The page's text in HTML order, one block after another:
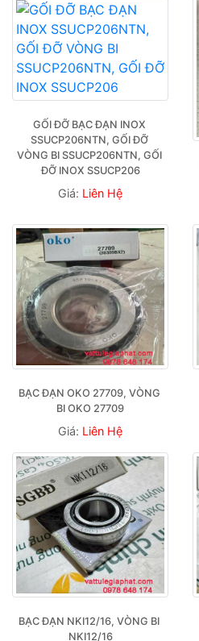
GỐI ĐỠ BẠC ĐẠN INOX
SSUCP206NTN, GỐI ĐỠ
VÒNG BI SSUCP206NTN, GỐI
ĐỠ INOX SSUCP206
Giá: Liên Hệ
BẠC ĐẠN OKO 27709, VÒNG
BI OKO 27709
Giá: Liên Hệ
BẠC ĐẠN NKI12/16, VÒNG BI
NKI12/16